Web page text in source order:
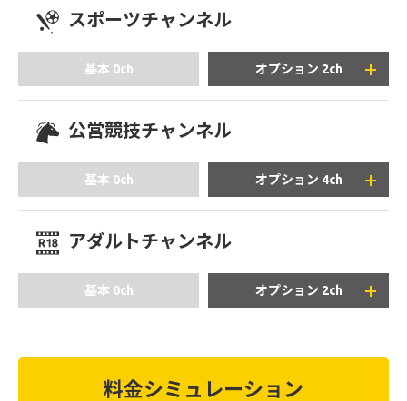
+2,910
※「TAKARAZUKA SKY STAGE」: 4K対応セットトップボッ
放送しています。
※「QVC」: 地デジ112chにて一部の番組を放送していま
す。
+990円/月(税込)
+1,980円/月(税込)
※「CNN U.S.」: ご視聴いただくには、4K対応セットトッ
スポーツチャンネル
基本 0ch オプション 2ch
+990円/月(税込)
+1,430円/月(税込)
公営競技チャンネル
基本 0ch オプション 4ch
+990円/月(税込)
+990円/月(税込)
アダルトチャンネル
基本 0ch オプション 2ch
+2,530
料金シミュレーション